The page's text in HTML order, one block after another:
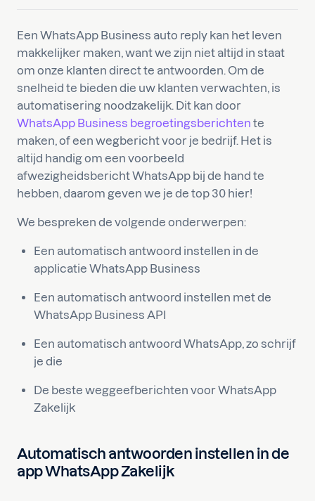
Een WhatsApp Business auto reply kan het leven
makkelijker maken, want we zijn niet altijd in staat
om onze klanten direct te antwoorden. Om de
snelheid te bieden die uw klanten verwachten, is
automatisering noodzakelijk. Dit kan door
WhatsApp Business begroetingsberichten te
maken, of een wegbericht voor je bedrijf. Het is
altijd handig om een voorbeeld
afwezigheidsbericht WhatsApp bij de hand te
hebben, daarom geven we je de top 30 hier!
We bespreken de volgende onderwerpen:
Een automatisch antwoord instellen in de
applicatie WhatsApp Business
Een automatisch antwoord instellen met de
WhatsApp Business API
Een automatisch antwoord WhatsApp, zo schrijf
je die
De beste weggeefberichten voor WhatsApp
Zakelijk
Automatisch antwoorden instellen in de
app WhatsApp Zakelijk